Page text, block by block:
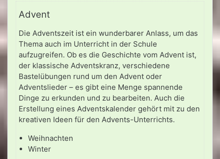
Advent
Die Adventszeit ist ein wunderbarer Anlass, um das
Thema auch im Unterricht in der Schule
aufzugreifen. Ob es die Geschichte vom Advent ist,
der klassische Adventskranz, verschiedene
Bastelübungen rund um den Advent oder
Adventslieder – es gibt eine Menge spannende
Dinge zu erkunden und zu bearbeiten. Auch die
Erstellung eines Adventskalender gehört mit zu den
kreativen Ideen für den Advents-Unterrichts.
Weihnachten
Winter